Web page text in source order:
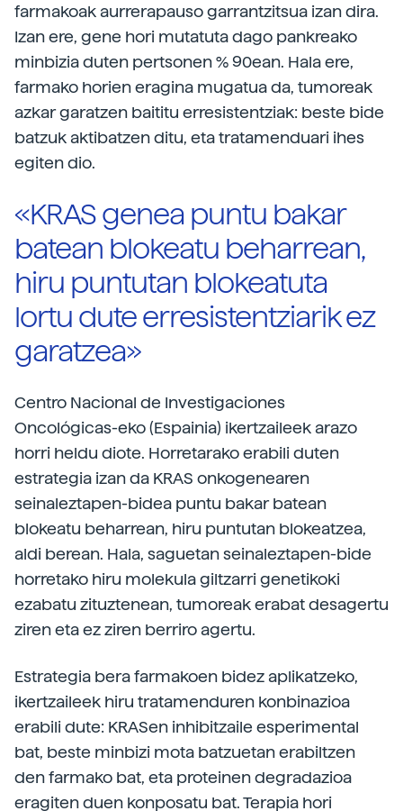
farmakoak aurrerapauso garrantzitsua izan dira.
Izan ere, gene hori mutatuta dago pankreako
minbizia duten pertsonen % 90ean. Hala ere,
farmako horien eragina mugatua da, tumoreak
azkar garatzen baititu erresistentziak: beste bide
batzuk aktibatzen ditu, eta tratamenduari ihes
egiten dio.
«KRAS genea puntu bakar
batean blokeatu beharrean,
hiru puntutan blokeatuta
lortu dute erresistentziarik ez
garatzea»
Centro Nacional de Investigaciones
Oncológicas-eko (Espainia) ikertzaileek arazo
horri heldu diote. Horretarako erabili duten
estrategia izan da KRAS onkogenearen
seinaleztapen-bidea puntu bakar batean
blokeatu beharrean, hiru puntutan blokeatzea,
aldi berean. Hala, saguetan seinaleztapen-bide
horretako hiru molekula giltzarri genetikoki
ezabatu zituztenean, tumoreak erabat desagertu
ziren eta ez ziren berriro agertu.
Estrategia bera farmakoen bidez aplikatzeko,
ikertzaileek hiru tratamenduren konbinazioa
erabili dute: KRASen inhibitzaile esperimental
bat, beste minbizi mota batzuetan erabiltzen
den farmako bat, eta proteinen degradazioa
eragiten duen konposatu bat. Terapia hori